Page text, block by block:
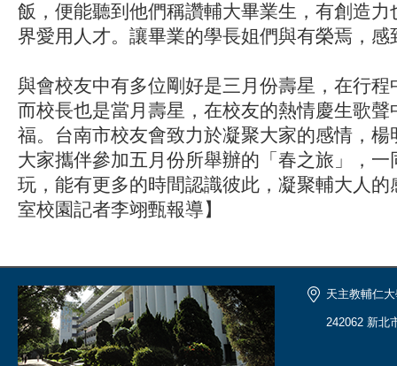
飯，便能聽到他們稱讚輔大畢業生，有創造力
界愛用人才。讓畢業的學長姐們與有榮焉，感
與會校友中有多位剛好是三月份壽星，在行程
而校長也是當月壽星，在校友的熱情慶生歌聲
福。台南市校友會致力於凝聚大家的感情，楊
大家攜伴參加五月份所舉辦的「春之旅」，一
玩，能有更多的時間認識彼此，凝聚輔大人的
室校園記者李翊甄報導】
天主教輔仁
242062 新北